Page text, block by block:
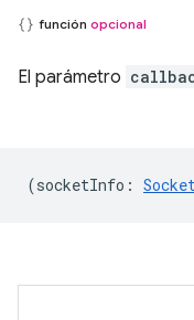
función opcional
El parámetro
(socketInfo :